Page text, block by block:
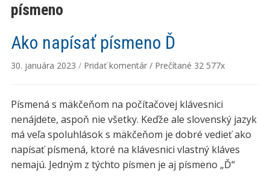
písmeno
Ako napísať písmeno Ď
30. januára 2023 / Pridať komentár / Prečítané 32 577x
Písmená s mäkčeňom na počítačovej klávesnici
nenájdete, aspoň nie všetky. Keďže ale slovenský jazyk
má veľa spoluhlások s mäkčeňom je dobré vedieť ako
napísať písmená, ktoré na klávesnici vlastný kláves
nemajú. Jedným z týchto písmen je aj písmeno „Ď“